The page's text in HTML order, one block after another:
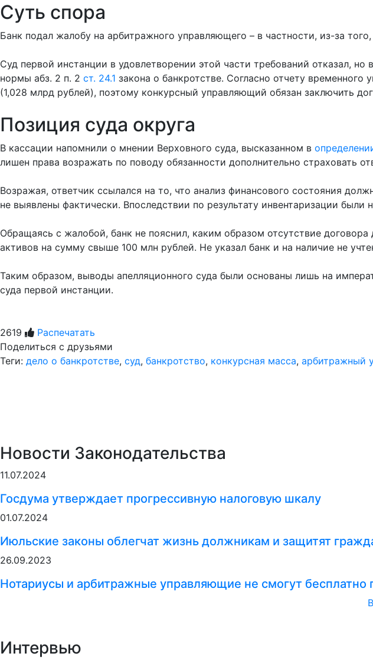
Суть спора
Банк подал жалобу на арбитражного управляющего – в частности, из-за
Суд первой инстанции в удовлетворении этой части требований отказал,
нормы абз. 2 п. 2 ст. 24.1 закона о банкротстве. Согласно отчету
(1,028 млрд рублей), поэтому конкурсный управляющий обязан заключить
Позиция суда округа
В кассации напомнили о мнении Верховного суда, высказанном в
лишен права возражать по поводу обязанности дополнительно страховать
Возражая, ответчик ссылался на то, что анализ финансового состояния
не выявлены фактически. Впоследствии по результату инвентаризации
Обращаясь с жалобой, банк не пояснил, каким образом отсутствие
активов на сумму свыше 100 млн рублей. Не указал банк и на наличие не
Таким образом, выводы апелляционного суда были основаны лишь на
суда первой инстанции.
2619
Распечатать
Поделиться с друзьями
Теги: дело о банкротстве, суд, банкротство, конкурсная масса, арбитражный
Новости Законодательства
11.07.2024
Госдума утверждает прогрессивную налоговую шкалу
01.07.2024
Июльские законы облегчат жизнь должникам и защитят
26.09.2023
Нотариусы и арбитражные управляющие не смогут
Интервью